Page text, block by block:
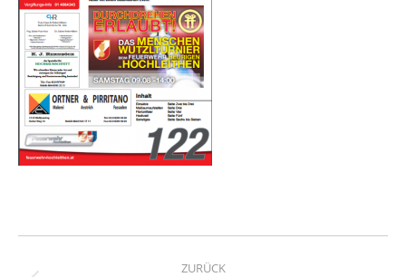
Kommentarnavigation
ZURÜCK